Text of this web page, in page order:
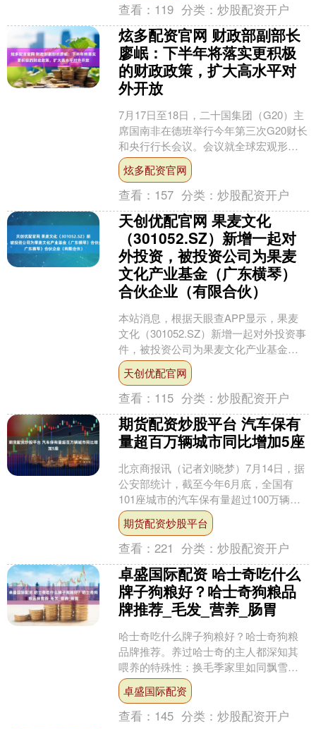
查看： 119 分类：炒股配资开户
炫多配资官网 财政部副部长
廖岷：下半年将落实更积极
的财政政策，扩大高水平对
外开放
7月17日至18日，二十国集团（G20）主
席国南非在德班举行今年第三次G20财长
和央行行长会议。会议就全球宏观形
势、国际金融架构、基础设施、国际税
收、非洲增长和....
炫多配资官网
查看： 157 分类：炒股配资开户
天创优配官网 果麦文化
（301052.SZ）新增一起对
外投资，被投资公司为果麦
文化产业基金（广东横琴）
合伙企业（有限合伙）
本站消息，根据天眼查APP显示，果麦
文化（301052.SZ）新增一起对外投资事
件，被投资公司为果麦文化产业基金
（广东横琴）合伙企业（有限合伙），
法定代表人，投....
天创优配官网
查看： 115 分类：炒股配资开户
期货配资炒股平台 汽车保有
量超百万辆城市同比增加5座
北京商报讯（记者刘晓梦）7月14日，据
公安部统计，截至今年6月底，全国有
101座城市的汽车保有量超过100万辆，
同比增加5座城市，45座城市超过200万
辆，27....
期货配资炒股平台
查看：221 分类：炒股配资开户
卓盛国际配资 哈士奇吃什么
牌子狗粮好？哈士奇狗粮品
牌推荐_毛发_营养_肠胃
哈士奇吃什么牌子狗粮好？哈士奇狗粮
品牌推荐。养过哈士奇的主人都深知其
喂养的特殊性：换毛季家里如同飘雪，
每天清扫的毛发能装满整个垃圾桶；稍
不注意饮食就软便腹泻，遛....
卓盛国际配资
查看： 145 分类：炒股配资开户